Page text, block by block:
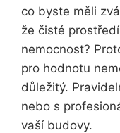
co byste měli
že čisté
nemocnost?
pro hodnotu
důležitý.
nebo s
vaší budovy.